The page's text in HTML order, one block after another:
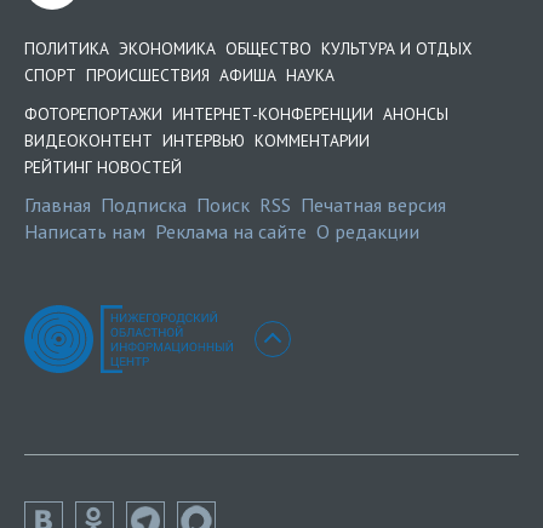
ПОЛИТИКА ЭКОНОМИКА ОБЩЕСТВО КУЛЬТУРА И ОТДЫХ
СПОРТ ПРОИСШЕСТВИЯ АФИША НАУКА
ФОТОРЕПОРТАЖИ ИНТЕРНЕТ-КОНФЕРЕНЦИИ АНОНСЫ
ВИДЕОКОНТЕНТ ИНТЕРВЬЮ КОММЕНТАРИИ
РЕЙТИНГ НОВОСТЕЙ
Главная Подписка Поиск RSS Печатная версия
Написать нам Реклама на сайте О редакции